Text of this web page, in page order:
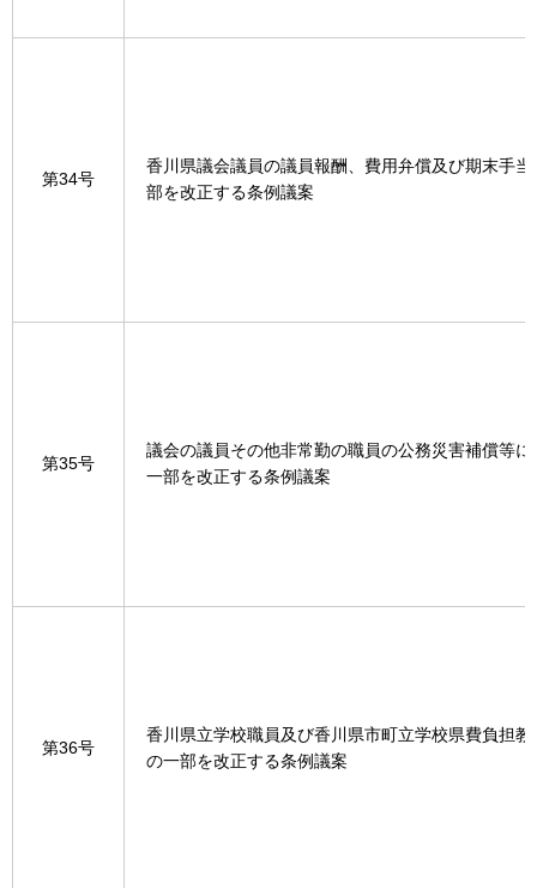
第34号
香川県議会議員の議員報酬、費用弁償及び期末手
部を改正する条例議案
第35号
議会の議員その他非常勤の職員の公務災害補償等
一部を改正する条例議案
第36号
香川県立学校職員及び香川県市町立学校県費負担
の一部を改正する条例議案